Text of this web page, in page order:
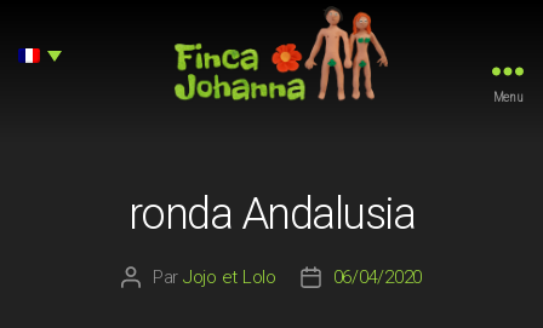
Menu
ronda Andalusia
Auteur
Par Jojo et Lolo
Date06/04/2020